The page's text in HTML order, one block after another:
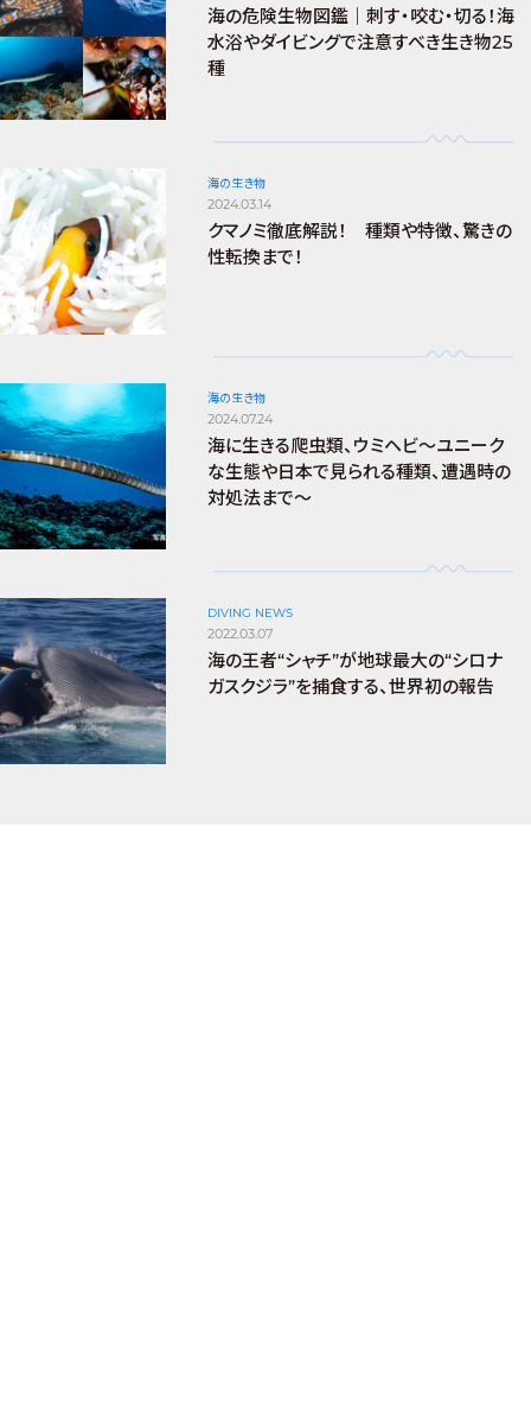
海の危険生物図鑑｜刺す・咬む・切る！海
水浴やダイビングで注意すべき生き物25
種
海の生き物
2024.03.14
クマノミ徹底解説！ 種類や特徴、驚きの
性転換まで！
海の生き物
2024.07.24
海に生きる爬虫類、ウミヘビ～ユニーク
な生態や日本で見られる種類、遭遇時の
対処法まで～
DIVING NEWS
2022.03.07
海の王者“シャチ”が地球最大の“シロナ
ガスクジラ”を捕食する、世界初の報告